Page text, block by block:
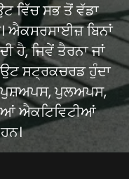
ਸਭ ਤੋਂ ਵੱਡਾ
ਐਕਸਰਸਾਈਜ਼ ਬਿਨਾਂ
ਹੈ, ਜਿਵੇਂ ਤੈਰਨਾ ਜਾਂ
ਸਟ੍ਰਕਚਰਡ ਹੁੰਦਾ
ਪੁਲਅਪਸ,
ਐਕਟਿਵਿਟੀਆਂ
ਸ਼ਾਮਲ ਹੁੰਦੀਆਂ ਹਨ।